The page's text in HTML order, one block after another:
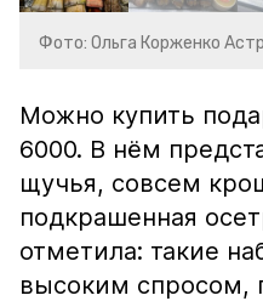
Фото: Ольга Корженко
Можно купить
6000. В нём
щучья, совсем
подкрашенная
отметила: такие
высоким спросом,